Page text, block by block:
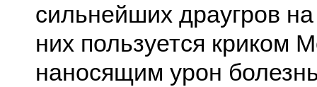
сильнейших драугров
них пользуется криком
наносящим урон